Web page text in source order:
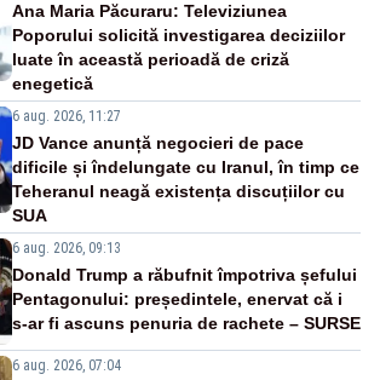
Ana Maria Păcuraru: Televiziunea
Poporului solicită investigarea deciziilor
luate în această perioadă de criză
enegetică
6 aug. 2026, 11:27
JD Vance anunță negocieri de pace
dificile și îndelungate cu Iranul, în timp ce
Teheranul neagă existența discuțiilor cu
SUA
6 aug. 2026, 09:13
Donald Trump a răbufnit împotriva șefului
Pentagonului: președintele, enervat că i
s-ar fi ascuns penuria de rachete – SURSE
6 aug. 2026, 07:04